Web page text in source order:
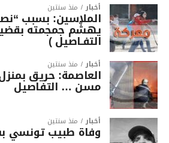
أخبار منذ سنتين
الملاسين: بسبب
يهشّم جمجمته
التفـاصيل )
أخبار منذ سنتين
العاصمة: حريق
مسن … التفاصيل
أخبار منذ سنتين
وفاة طبيب تونسي